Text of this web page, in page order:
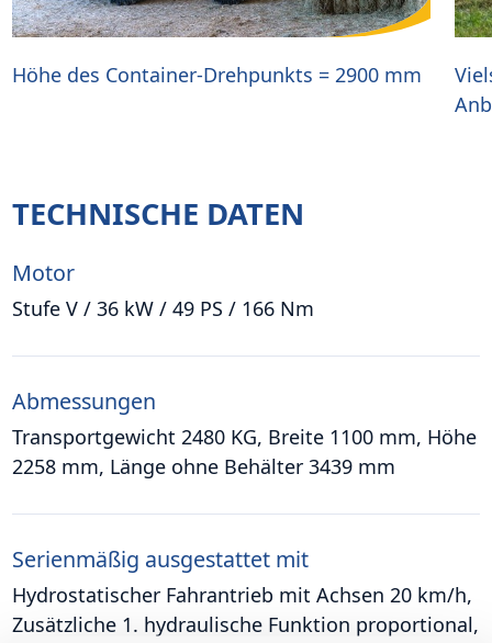
Höhe des Container-Drehpunkts = 2900 mm
TECHNISCHE DATEN
Motor
Stufe V / 36 kW / 49 PS / 166 Nm
Abmessungen
Transportgewicht 2480 KG, Breite 1100 mm, Höhe
2258 mm, Länge ohne Behälter 3439 mm
Serienmäßig ausgestattet mit
Hydrostatischer Fahrantrieb mit Achsen 20 km/h,
Zusätzliche 1. hydraulische Funktion proportional,